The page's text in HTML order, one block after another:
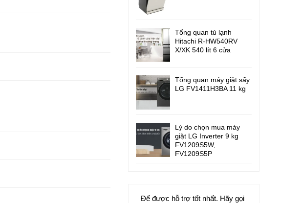
Tổng quan tủ lạnh
Hitachi R-HW540RV
X/XK 540 lít 6 cửa
Tổng quan máy giặt sấy
LG FV1411H3BA 11 kg
Lý do chọn mua máy
giặt LG Inverter 9 kg
FV1209S5W,
FV1209S5P
Để được hỗ trợ tốt nhất. Hãy gọi